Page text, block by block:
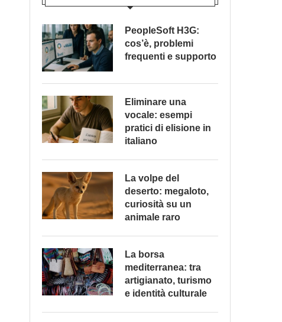
PeopleSoft H3G:
cos’è, problemi
frequenti e supporto
Eliminare una
vocale: esempi
pratici di elisione in
italiano
La volpe del
deserto: megaloto,
curiosità su un
animale raro
La borsa
mediterranea: tra
artigianato, turismo
e identità culturale